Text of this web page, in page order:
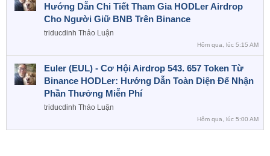
Hướng Dẫn Chi Tiết Tham Gia HODLer Airdrop
Cho Người Giữ BNB Trên Binance
triducdinh Thảo Luận
Hôm qua, lúc 5:15 AM
Euler (EUL) - Cơ Hội Airdrop 543. 657 Token Từ
Binance HODLer: Hướng Dẫn Toàn Diện Để Nhận
Phần Thưởng Miễn Phí
triducdinh Thảo Luận
Hôm qua, lúc 5:00 AM